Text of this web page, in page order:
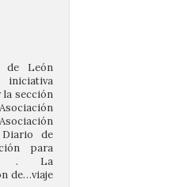
sección
de
para
. La
de…viaje